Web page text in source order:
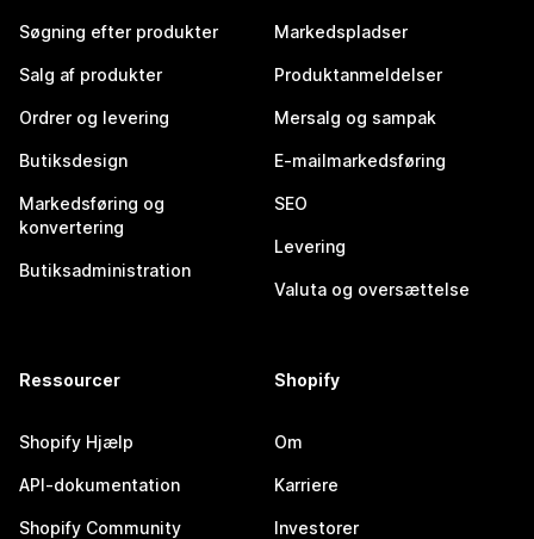
Søgning efter produkter
Salg af produkter
Ordrer og levering
Butiksdesign
Markedsføring og
konvertering
Butiksadministration
Markedspladser
Produktanmeldelser
Mersalg og sampak
E-mailmarkedsføring
SEO
Levering
Valuta og oversættelse
Ressourcer
Shopify Hjælp
API-dokumentation
Shopify Community
Shopify
Om
Karriere
Investorer